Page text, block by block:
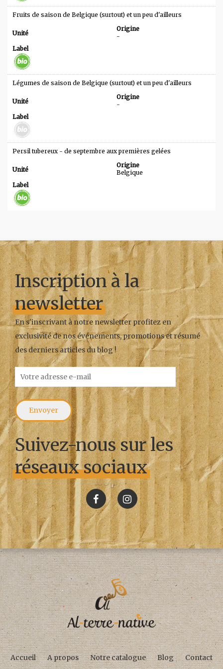
Fruits de saison de Belgique (surtout) et un peu d'ailleurs
Unité
Origine
-
Label
Légumes de saison de Belgique (surtout) et un peu d'ailleurs
Unité
Origine
-
Label
Persil tubereux - de septembre aux premières gelées
Unité
Origine
Belgique
Label
Inscription à la
newsletter
En s'inscrivant à notre newsletter profitez en
exclusivité de nos événements, promotions et résumé
des derniers articles du blog !
Suivez-nous sur les
réseaux sociaux
Accueil A propos Notre catalogue Blog Contact